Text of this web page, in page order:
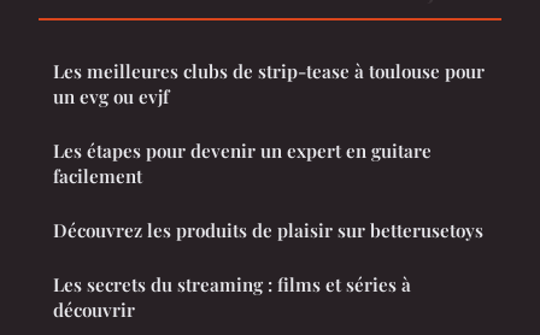
Les meilleures clubs de strip-tease à toulouse pour
un evg ou evjf
Les étapes pour devenir un expert en guitare
facilement
Découvrez les produits de plaisir sur betterusetoys
Les secrets du streaming : films et séries à
découvrir